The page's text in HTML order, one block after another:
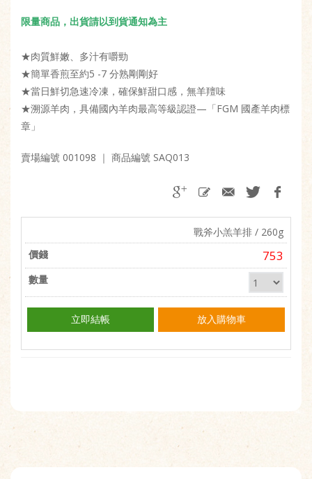
限量商品，出貨請以到貨通知為主
★肉質鮮嫩、多汁有嚼勁
★簡單香煎至約5 -7 分熟剛剛好
★當日鮮切急速冷凍，確保鮮甜口感，無羊羶味
★溯源羊肉，具備國內羊肉最高等級認證—「FGM 國產羊肉標
章」
賣場編號 001098 ｜ 商品編號 SAQ013
戰斧小羔羊排 / 260g
753
立即結帳 放入購物車